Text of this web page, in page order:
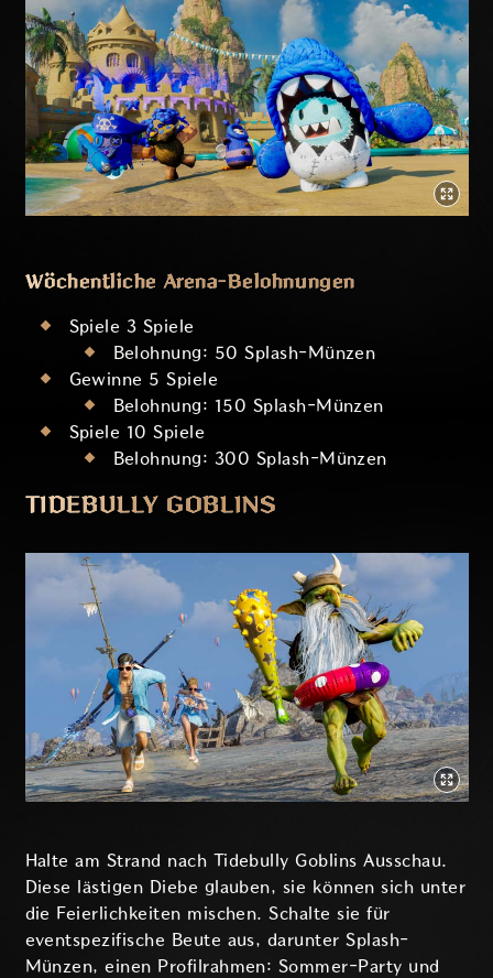
Wöchentliche Arena-Belohnungen
Spiele 3 Spiele
Belohnung: 50 Splash-Münzen
Gewinne 5 Spiele
Belohnung: 150 Splash-Münzen
Spiele 10 Spiele
Belohnung: 300 Splash-Münzen
TIDEBULLY GOBLINS
Halte am Strand nach Tidebully Goblins Ausschau.
Diese lästigen Diebe glauben, sie können sich unter
die Feierlichkeiten mischen. Schalte sie für
eventspezifische Beute aus, darunter Splash-
Münzen, einen Profilrahmen: Sommer-Party und